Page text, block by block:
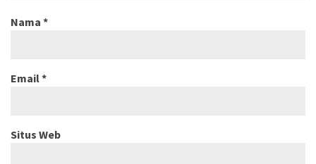
Nama *
Email*
Situs Web